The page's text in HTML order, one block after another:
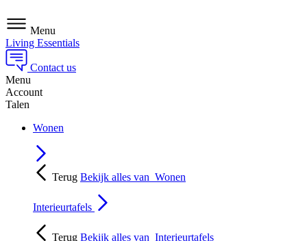
Menu
Living Essentials
Contact us
Menu
Account
Talen
Wonen
Terug Bekijk alles van Wonen
Interieurtafels
Terug Bekijk alles van Interieurtafels